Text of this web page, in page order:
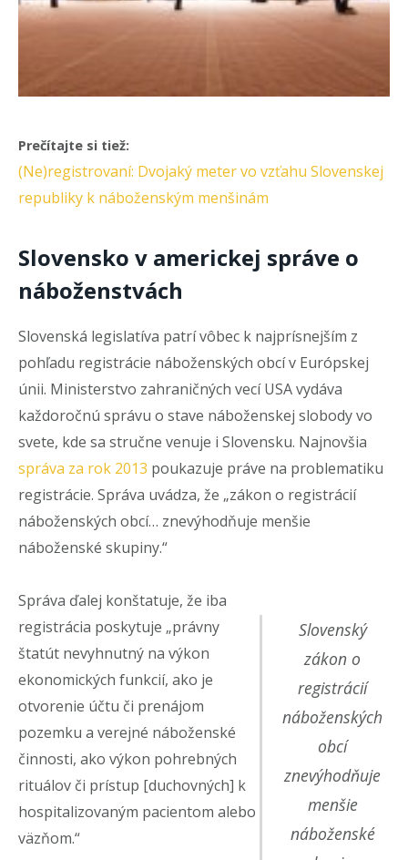
Prečítajte si tiež:
(Ne)registrovaní: Dvojaký meter vo vzťahu Slovenskej
republiky k náboženským menšinám
Slovensko v americkej správe o
náboženstvách
Slovenská legislatíva patrí vôbec k najprísnejším z
pohľadu registrácie náboženských obcí v Európskej
únii. Ministerstvo zahraničných vecí USA vydáva
každoročnú správu o stave náboženskej slobody vo
svete, kde sa stručne venuje i Slovensku. Najnovšia
správa za rok 2013 poukazuje práve na problematiku
registrácie. Správa uvádza, že „zákon o registrácií
náboženských obcí… znevýhodňuje menšie
náboženské skupiny.“
Slovenský
zákon o
registrácií
náboženských
obcí
znevýhodňuje
menšie
náboženské
Správa ďalej konštatuje, že iba
registrácia poskytuje „právny
štatút nevyhnutný na výkon
ekonomických funkcií, ako je
otvorenie účtu či prenájom
pozemku a verejné náboženské
činnosti, ako výkon pohrebných
rituálov či prístup [duchovných] k
hospitalizovaným pacientom alebo
väzňom.“